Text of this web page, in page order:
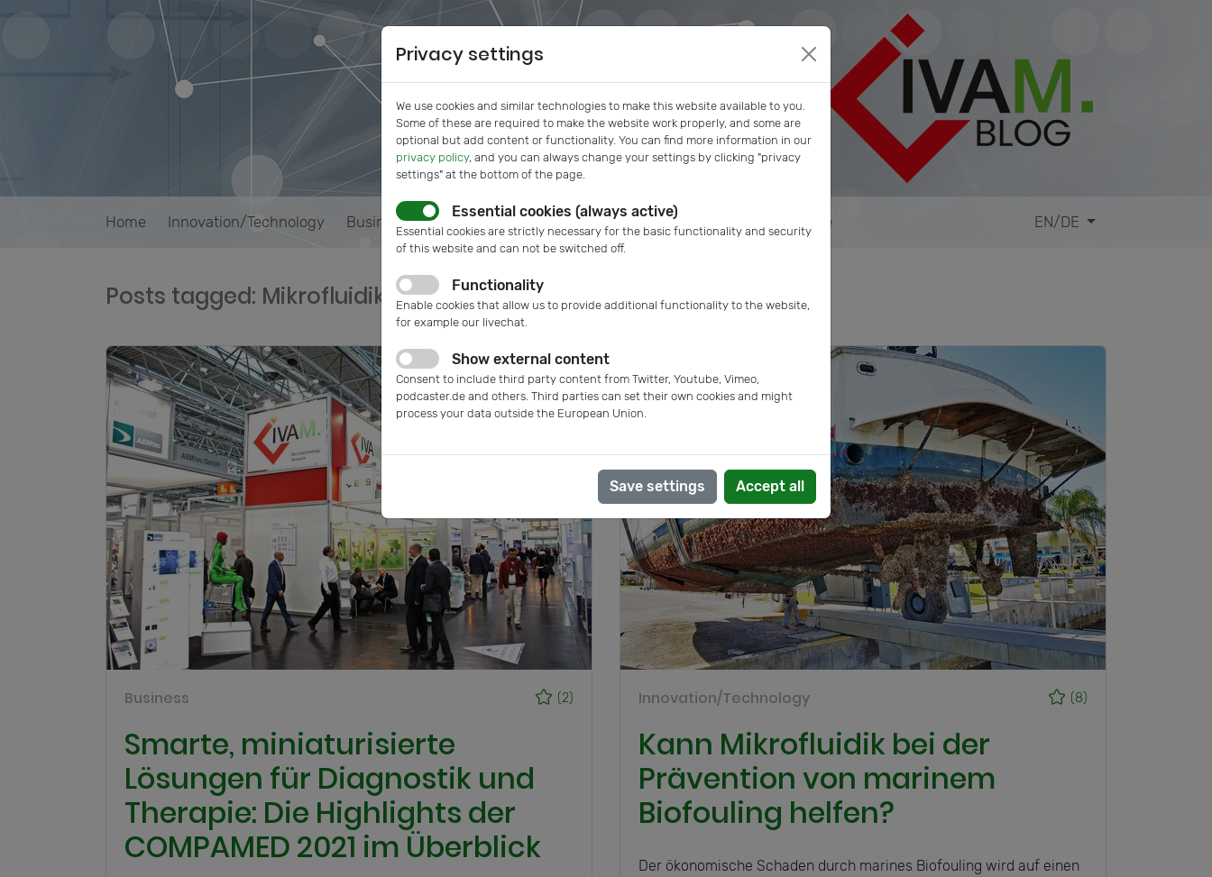
Home Innovation/Technology Business IVAM InSide Podcast Microtech Guide IVAM Website EN/DE
Posts tagged: Mikrofluidik
(2)
Business
Smarte, miniaturisierte
Lösungen für Diagnostik und
Therapie: Die Highlights der
COMPAMED 2021 im Überblick
(8)
Innovation/Technology
Kann Mikrofluidik bei der
Prävention von marinem
Biofouling helfen?
Der ökonomische Schaden durch marines Biofouling wird auf einen
Privacy settings
We use cookies and similar technologies to make this website available to you.
Some of these are required to make the website work properly, and some are
optional but add content or functionality. You can find more information in our
privacy policy, and you can always change your settings by clicking "privacy
settings" at the bottom of the page.
Essential cookies (always active)
Essential cookies are strictly necessary for the basic functionality and security
of this website and can not be switched off.
Functionality
Enable cookies that allow us to provide additional functionality to the website,
for example our livechat.
Show external content
Consent to include third party content from Twitter, Youtube, Vimeo,
podcaster.de and others. Third parties can set their own cookies and might
process your data outside the European Union.
Save settings Accept all